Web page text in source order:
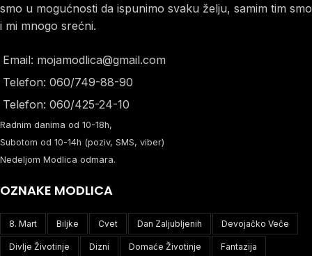
smo u mogućnosti da ispunimo svaku želju, samim tim smo
i mi mnogo srećni.
Email: mojamodlica@gmail.com
Telefon: 060/749-88-90
Telefon: 060/425-24-10
Radnim danima od 10-18h,
Subotom od 10-14h (poziv, SMS, viber)
Nedeljom Modlica odmara.
OZNAKE MODLICA
8. Mart Biljke Cvet Dan Zaljubljenih Devojačko Veče
Divlje Životinje Dizni Domaće Životinje Fantazija